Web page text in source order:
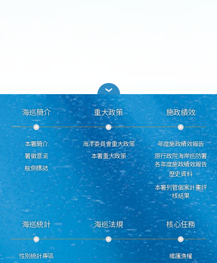
海巡簡介
本署簡介
署徽意涵
舷側標誌
重大政策
海洋委員會重大政策
本署重大政策
施政績效
年度施政績效報告
原行政院海岸巡防署
各年度施政績效報告
歷史資料
本署列管個案計畫評
核結果
海巡統計
性別統計專區
海巡法規 核心任務
維護漁權